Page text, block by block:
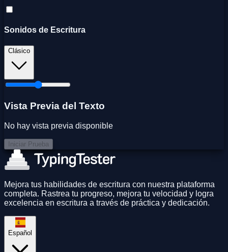
Sonidos de Escritura
Clásico
Vista Previa del Texto
No hay vista previa disponible
Iniciar Prueba
Mejora tus habilidades de escritura con nuestra plataforma
completa. Rastrea tu progreso, mejora tu velocidad y logra
excelencia en escritura a través de práctica y dedicación.
Español